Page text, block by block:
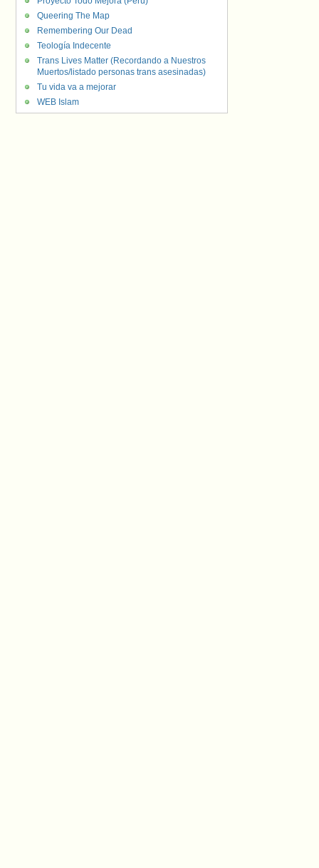
Queering The Map
Remembering Our Dead
Teología Indecente
Trans Lives Matter (Recordando a Nuestros
Muertos/listado personas trans asesinadas)
Tu vida va a mejorar
WEB Islam